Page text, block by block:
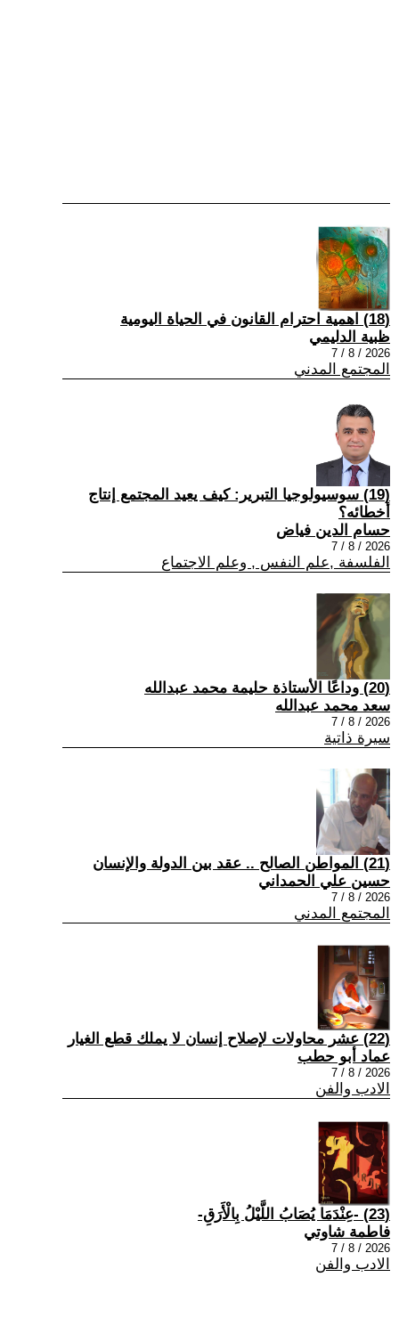
(18) اهمية احترام القانون في الحياة اليومية
ظبية الدليمي
2026 / 8 / 7
المجتمع المدني
(19) سوسيولوجيا التبرير: كيف يعيد المجتمع إنتاج
أخطائه؟
حسام الدين فياض
2026 / 8 / 7
الفلسفة ,علم النفس , وعلم الاجتماع
(20) وداعًا الأستاذة حليمة محمد عبدالله
سعد محمد عبدالله
2026 / 8 / 7
سيرة ذاتية
(21) المواطن الصالح .. عقد بين الدولة والإنسان
حسين علي الحمداني
2026 / 8 / 7
المجتمع المدني
(22) عشر محاولات لإصلاح إنسان لا يملك قطع الغيار
عماد أبو حطب
2026 / 8 / 7
الادب والفن
(23) -عِنْدَمَا يُصَابُ اللَّيْلُ بِالْأَرَقِ-
فاطمة شاوتي
2026 / 8 / 7
الادب والفن